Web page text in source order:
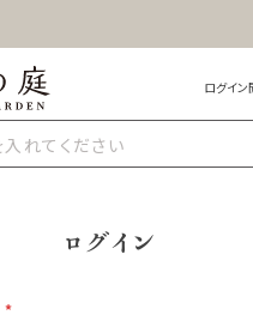
茶の庭オンラインショップ
特上高級茶 深蒸し茶
ログイン